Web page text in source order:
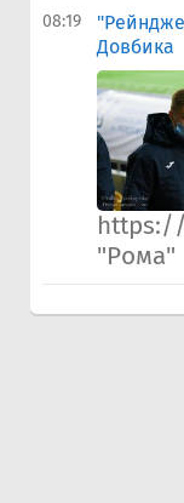
08:19
Довбика
https://
"Рома"